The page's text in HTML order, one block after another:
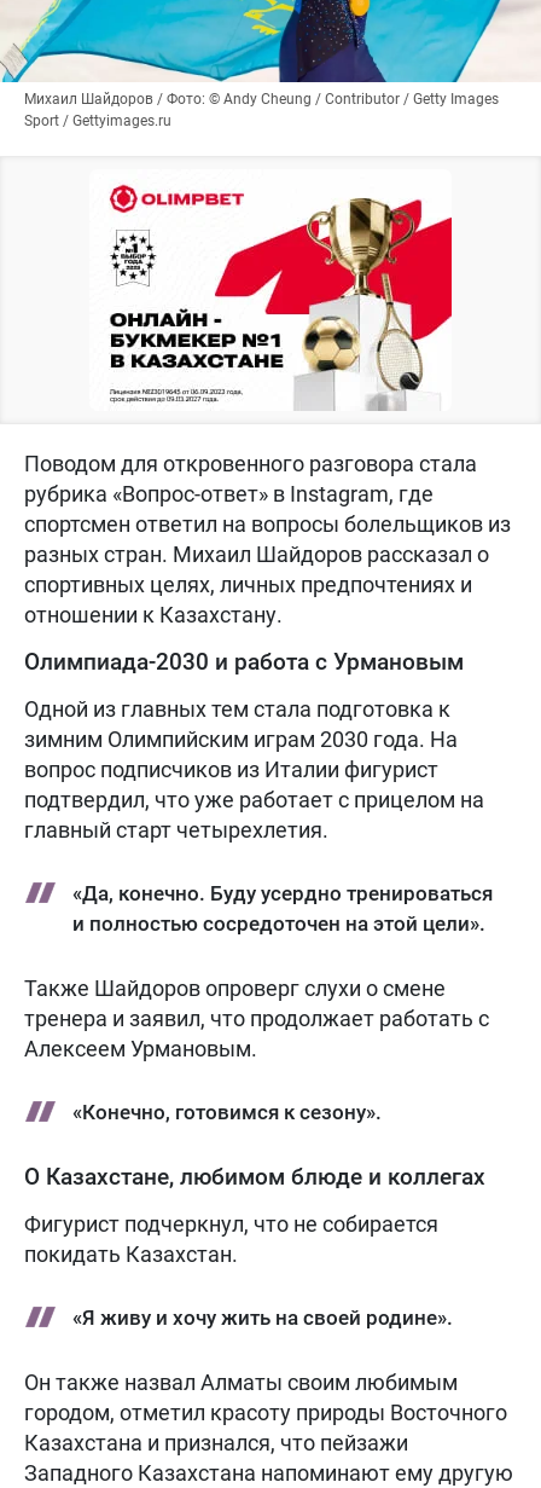
Михаил Шайдоров / Фото: © Andy Cheung / Contributor / Getty Images
Sport / Gettyimages.ru
Поводом для откровенного разговора стала
рубрика «Вопрос-ответ» в Instagram, где
спортсмен ответил на вопросы болельщиков из
разных стран. Михаил Шайдоров рассказал о
спортивных целях, личных предпочтениях и
отношении к Казахстану.
Олимпиада-2030 и работа с Урмановым
Одной из главных тем стала подготовка к
зимним Олимпийским играм 2030 года. На
вопрос подписчиков из Италии фигурист
подтвердил, что уже работает с прицелом на
главный старт четырехлетия.
«Да, конечно. Буду усердно тренироваться
и полностью сосредоточен на этой цели».
Также Шайдоров опроверг слухи о смене
тренера и заявил, что продолжает работать с
Алексеем Урмановым.
«Конечно, готовимся к сезону».
О Казахстане, любимом блюде и коллегах
Фигурист подчеркнул, что не собирается
покидать Казахстан.
«Я живу и хочу жить на своей родине».
Он также назвал Алматы своим любимым
городом, отметил красоту природы Восточного
Казахстана и признался, что пейзажи
Западного Казахстана напоминают ему другую